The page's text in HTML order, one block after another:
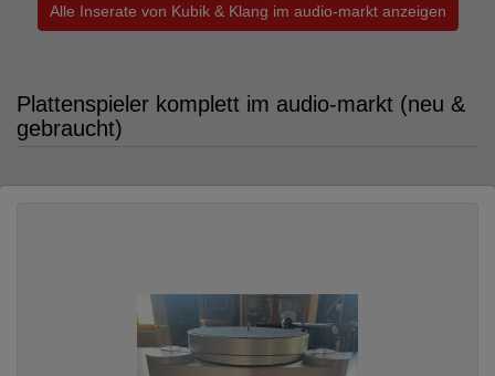
Alle Inserate von Kubik & Klang im audio-markt anzeigen
Plattenspieler komplett im audio-markt (neu &
gebraucht)